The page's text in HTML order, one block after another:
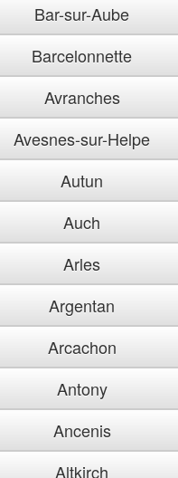
Bar-sur-Aube
Barcelonnette
Avranches
Avesnes-sur-Helpe
Autun
Auch
Arles
Argentan
Arcachon
Antony
Ancenis
Altkirch